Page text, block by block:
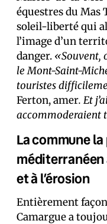
équestres du
soleil-liberté qui
l’image d’un
danger. «Souvent,
le Mont-Saint-
touristes
Ferton, amer. Et
accommoderaient
La commune
méditerranéen
et à l’érosion
Entièrement
Camargue a